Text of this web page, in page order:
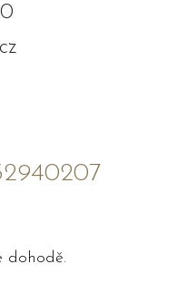
dohodě.